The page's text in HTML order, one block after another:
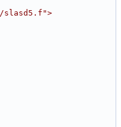
slasd5.f">